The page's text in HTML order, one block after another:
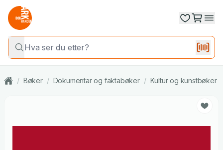
/ Bøker / Dokumentar og faktabøker / Kultur og kunstbøker